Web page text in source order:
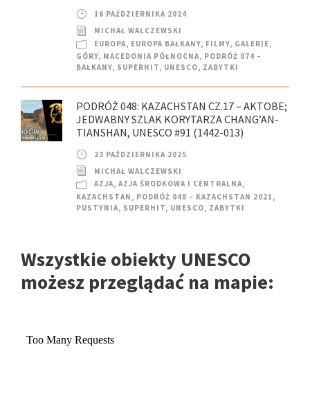
16 PAŹDZIERNIKA 2024
MICHAŁ WALCZEWSKI
EUROPA, EUROPA BAŁKANY, FILMY, GALERIE,
GÓRY, MACEDONIA PÓŁNOCNA, PODRÓŻ 074 –
BAŁKANY, SUPERHIT, UNESCO, ZABYTKI
PODRÓŻ 048: KAZACHSTAN CZ.17 – AKTOBE;
JEDWABNY SZLAK KORYTARZA CHANG’AN-
TIANSHAN, UNESCO #91 (1442-013)
23 PAŹDZIERNIKA 2025
MICHAŁ WALCZEWSKI
AZJA, AZJA ŚRODKOWA I CENTRALNA,
KAZACHSTAN , PODRÓŻ 048 – KAZACHSTAN 2021 ,
PUSTYNIA, SUPERHIT, UNESCO, ZABYTKI
Wszystkie obiekty UNESCO
możesz przeglądać na mapie: